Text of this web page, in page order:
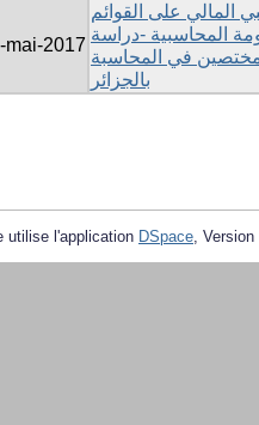
mai-2017
المالي على القوائم
المحاسبية -دراسة
في المحاسبة
بالجزائر
utilise l'application DSpace,